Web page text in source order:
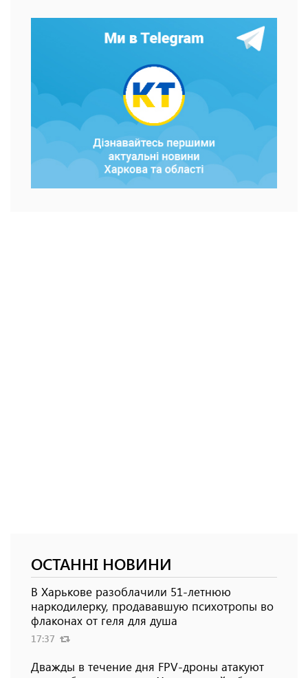
ОСТАННІ НОВИНИ
В Харькове разоблачили 51-летнюю
наркодилерку, продававшую психотропы во
флаконах от геля для душа
17:37
Дважды в течение дня FPV-дроны атакуют